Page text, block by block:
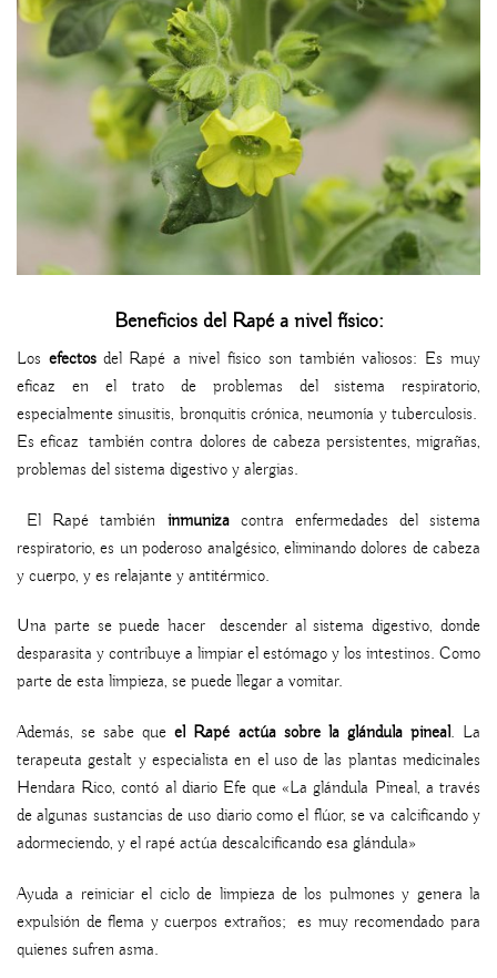
Beneficios del Rapé a nivel físico:
Los efectosdel Rapé a nivel físico son también valiosos: Es muy
eficaz en el trato de problemas del sistema respiratorio,
especialmente sinusitis, bronquitis crónica, neumonía y tuberculosis.
Es eficaz también contra dolores de cabeza persistentes, migrañas,
problemas del sistema digestivo y alergias.
El Rapé también inmunizacontra enfermedades del sistema
respiratorio, es un poderoso analgésico, eliminando dolores de cabeza
y cuerpo, y es relajante y antitérmico.
Una parte se puede hacer descender al sistema digestivo, donde
desparasita y contribuye a limpiar el estómago y los intestinos. Como
parte de esta limpieza, se puede llegar a vomitar.
Además, se sabe queel Rapé actúa sobre la glándula pineal. La
terapeuta gestalt y especialista en el uso de las plantas medicinales
Hendara Rico, contó al diario Efe que «La glándula Pineal, a través
de algunas sustancias de uso diario como el flúor, se va calcificando y
adormeciendo, y el rapé actúa descalcificando esa glándula»
Ayuda a reiniciar el ciclo de limpieza de los pulmones y genera la
expulsión de flema y cuerpos extraños; es muy recomendado para
quienes sufren asma.